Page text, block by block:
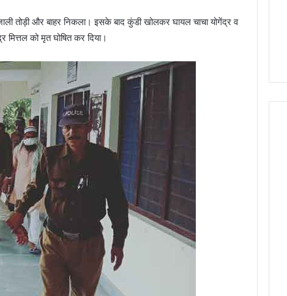
तोड़ी और बाहर निकला। इसके बाद कुंडी खोलकर घायल चाचा योगेंद्र व
को मृत घोषित कर दिया।